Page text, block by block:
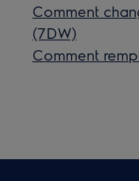
Comment
(7DW)
Comment